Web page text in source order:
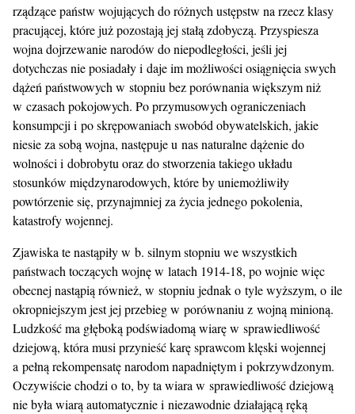
rządzące państw wojujących do różnych ustępstw na rzecz klasy
pracującej, które już pozostają jej stałą zdobyczą. Przyspiesza
wojna dojrzewanie narodów do niepodległości, jeśli jej
dotychczas nie posiadały i daje im możliwości osiągnięcia swych
dążeń państwowych w stopniu bez porównania większym niż
w czasach pokojowych. Po przymusowych ograniczeniach
konsumpcji i po skrępowaniach swobód obywatelskich, jakie
niesie za sobą wojna, następuje u nas naturalne dążenie do
wolności i dobrobytu oraz do stworzenia takiego układu
stosunków międzynarodowych, które by uniemożliwiły
powtórzenie się, przynajmniej za życia jednego pokolenia,
katastrofy wojennej.
Zjawiska te nastąpiły w b. silnym stopniu we wszystkich
państwach toczących wojnę w latach 1914-18, po wojnie więc
obecnej nastąpią również, w stopniu jednak o tyle wyższym, o ile
okropniejszym jest jej przebieg w porównaniu z wojną minioną.
Ludzkość ma głęboką podświadomą wiarę w sprawiedliwość
dziejową, która musi przynieść karę sprawcom klęski wojennej
a pełną rekompensatę narodom napadniętym i pokrzywdzonym.
Oczywiście chodzi o to, by ta wiara w sprawiedliwość dziejową
nie była wiarą automatycznie i niezawodnie działającą ręką